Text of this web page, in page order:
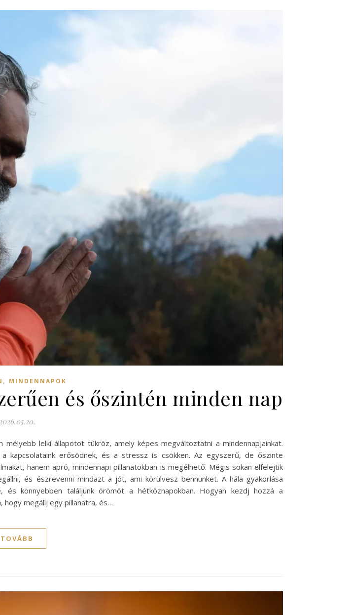
, MINDENNAPOK
és őszintén minden nap
lelki állapotot tükröz, amely képes megváltoztatni a mindennapjainkat.
kapcsolataink erősödnek, és a stressz is csökken. Az egyszerű, de őszinte
hanem apró, mindennapi pillanatokban is megélhető. Mégis sokan elfelejtik
és észrevenni mindazt a jót, ami körülvesz bennünket. A hála gyakorlása
könnyebben találjunk örömöt a hétköznapokban. Hogyan kezdj hozzá a
hogy megállj egy pillanatra, és…
TOVÁBB